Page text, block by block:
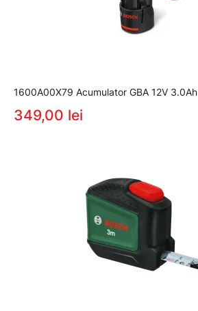
1600A00X79 Acumulator GBA 12V 3.0Ah
349,00 lei